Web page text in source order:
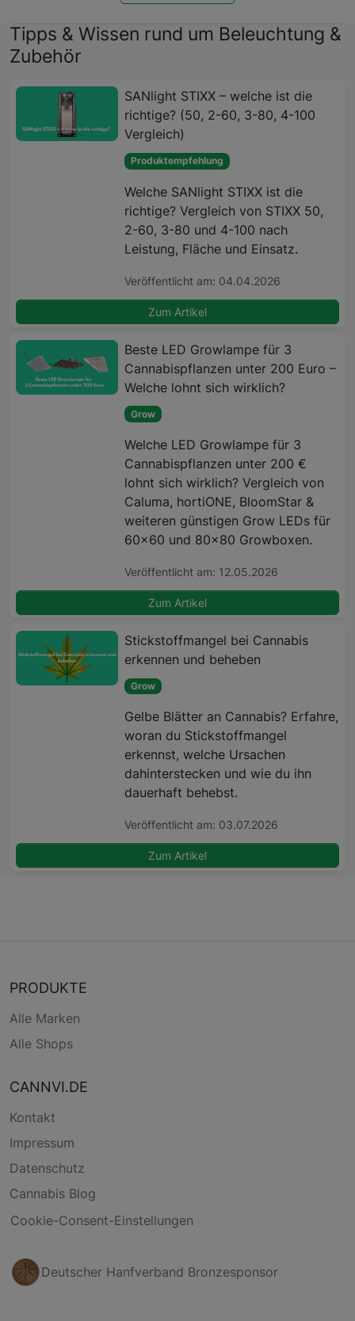
Tipps & Wissen rund um Beleuchtung &
Zubehör
SANlight STIXX – welche ist die
richtige? (50, 2-60, 3-80, 4-100
Vergleich)
Produktempfehlung
Welche SANlight STIXX ist die
richtige? Vergleich von STIXX 50,
2-60, 3-80 und 4-100 nach
Leistung, Fläche und Einsatz.
Veröffentlicht am: 04.04.2026
Zum Artikel
Beste LED Growlampe für 3
Cannabispflanzen unter 200 Euro –
Welche lohnt sich wirklich?
Grow
Welche LED Growlampe für 3
Cannabispflanzen unter 200 €
lohnt sich wirklich? Vergleich von
Caluma, hortiONE, BloomStar &
weiteren günstigen Grow LEDs für
60x60 und 80x80 Growboxen.
Veröffentlicht am: 12.05.2026
Zum Artikel
Stickstoffmangel bei Cannabis
erkennen und beheben
Grow
Gelbe Blätter an Cannabis? Erfahre,
woran du Stickstoffmangel
erkennst, welche Ursachen
dahinterstecken und wie du ihn
dauerhaft behebst.
Veröffentlicht am: 03.07.2026
Zum Artikel
PRODUKTE
Alle Marken
Alle Shops
CANNVI.DE
Kontakt
Impressum
Datenschutz
Cannabis Blog
Cookie-Consent-Einstellungen
Deutscher Hanfverband Bronzesponsor